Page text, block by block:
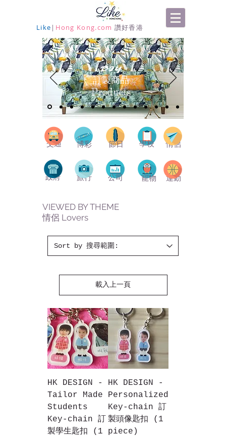
Like | Hong Kong.com 讚好香港
DIY
​訂製商品
Products
交通
政府
博彩
旅行
節日
公司
學校 情侶
寵物 運動
VIEWED BY THEME
情侶 Lovers
載入上一頁
HK DESIGN -
Tailor Made
Students
Key-chain 訂
製學生匙扣 (1
HK DESIGN -
Personalized
Key-chain 訂
製頭像匙扣 (1
piece)